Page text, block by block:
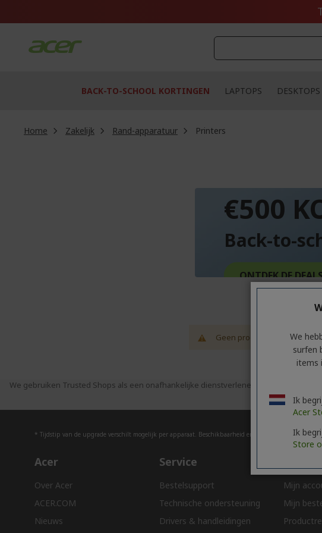
BACK-TO-SCHOOL KORTINGEN LAPTOPS DESKTOPS
Home Zakelijk Rand-apparatuur Printers
€500
Back-to-
ONTDEK DE
Geen producten gevonden
We gebruiken Trusted Shops als een onafhankelijke dienstverlener voor het
* Tijdstip van de upgrade verschilt mogelijk per apparaat. Beschikbaarheid en functies van app
Acer
Over Acer
ACER.COM
Nieuws
Service
Bestelsupport
Technische ondersteuning
Drivers & handleidingen
Mijn
Mijn
We
surfen
items
Ik
Acer
Ik
Store